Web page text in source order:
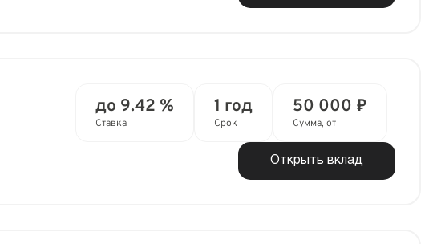
до 9.42 %
Ставка
1 год
Срок
50 000 ₽
Сумма, от
Открыть вклад